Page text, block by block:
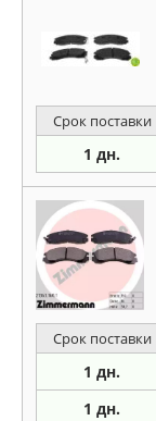
Срок поставки
1 дн.
Срок поставки
1 дн.
1 дн.